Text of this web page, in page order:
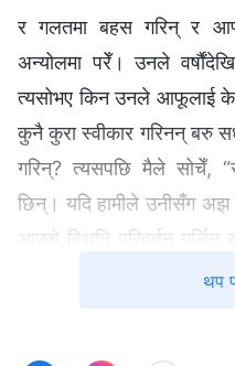
र गलतमा बहस गरिन् र
अन्योलमा परेँ। उनले
त्यसोभए किन उनले आफूलाई
कुनै कुरा स्वीकार गरिनन् बरु
गरिन्? त्यसपछि मैले सोचेँ,
छिन्। यदि हामीले उनीसँग अझ
आफ्नो स्थिति परिवर्तन
नगर्लिन्।” पछि, ली पिङ्ग र
थप